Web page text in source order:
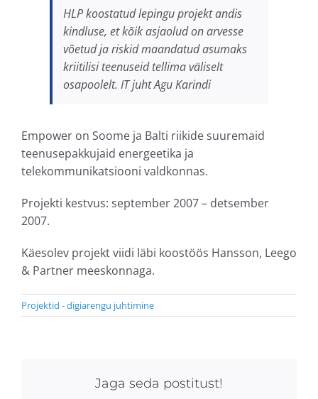
HLP koostatud lepingu projekt andis
kindluse, et kõik asjaolud on arvesse
võetud ja riskid maandatud asumaks
kriitilisi teenuseid tellima väliselt
osapoolelt. IT juht Agu Karindi
Empower on Soome ja Balti riikide suuremaid
teenusepakkujaid energeetika ja
telekommunikatsiooni valdkonnas.
Projekti kestvus: september 2007 – detsember
2007.
Käesolev projekt viidi läbi koostöös Hansson, Leego
& Partner meeskonnaga.
Projektid - digiarengu juhtimine
Jaga seda postitust!